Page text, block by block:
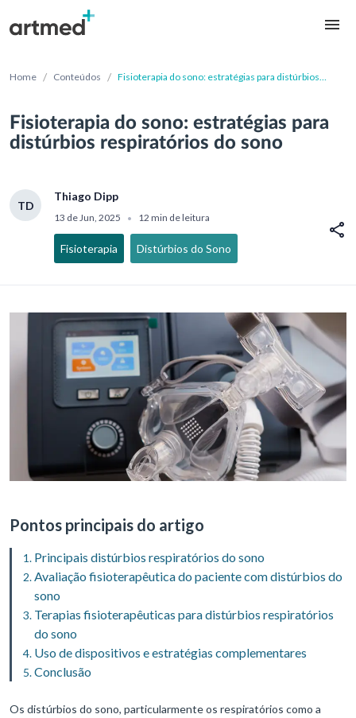
Home / Conteúdos / Fisioterapia do sono: estratégias para distúrbios
Fisioterapia do sono: estratégias para
distúrbios respiratórios do sono
TD
Thiago Dipp
13 de Jun, 2025 • 12 min de leitura
Fisioterapia Distúrbios do Sono
Pontos principais do artigo
Principais distúrbios respiratórios do sono
Avaliação fisioterapêutica do paciente com distúrbios do
sono
Terapias fisioterapêuticas para distúrbios respiratórios
do sono
Uso de dispositivos e estratégias complementares
Conclusão
Os distúrbios do sono, particularmente os respiratórios como a